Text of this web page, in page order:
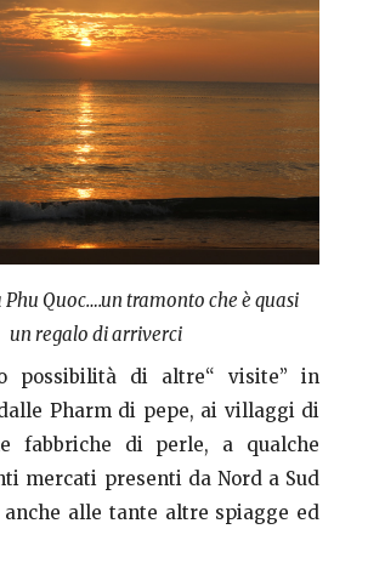
Phu Quoc….un tramonto che è quasi
un regalo di arriverci
possibilità di altre“ visite” in
Pharm di pepe, ai villaggi di
fabbriche di perle, a qualche
mercati presenti da Nord a Sud
anche alle tante altre spiagge ed